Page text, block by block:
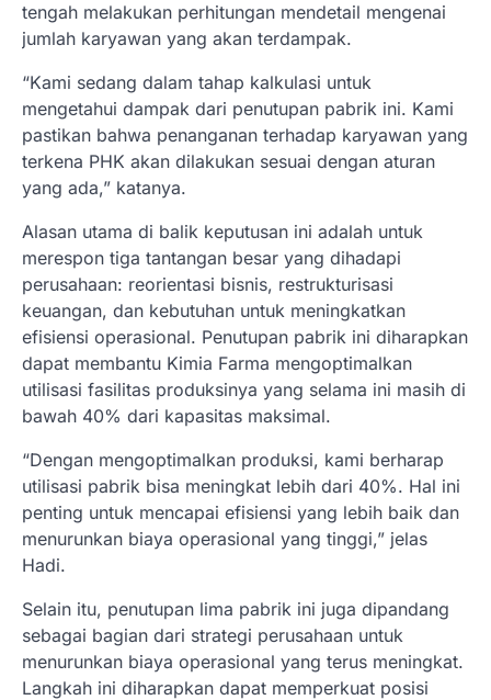
tengah melakukan perhitungan mendetail mengenai
jumlah karyawan yang akan terdampak.
“Kami sedang dalam tahap kalkulasi untuk
mengetahui dampak dari penutupan pabrik ini. Kami
pastikan bahwa penanganan terhadap karyawan yang
terkena PHK akan dilakukan sesuai dengan aturan
yang ada,” katanya.
Alasan utama di balik keputusan ini adalah untuk
merespon tiga tantangan besar yang dihadapi
perusahaan: reorientasi bisnis, restrukturisasi
keuangan, dan kebutuhan untuk meningkatkan
efisiensi operasional. Penutupan pabrik ini diharapkan
dapat membantu Kimia Farma mengoptimalkan
utilisasi fasilitas produksinya yang selama ini masih di
bawah 40% dari kapasitas maksimal.
“Dengan mengoptimalkan produksi, kami berharap
utilisasi pabrik bisa meningkat lebih dari 40%. Hal ini
penting untuk mencapai efisiensi yang lebih baik dan
menurunkan biaya operasional yang tinggi,” jelas
Hadi.
Selain itu, penutupan lima pabrik ini juga dipandang
sebagai bagian dari strategi perusahaan untuk
menurunkan biaya operasional yang terus meningkat.
Langkah ini diharapkan dapat memperkuat posisi